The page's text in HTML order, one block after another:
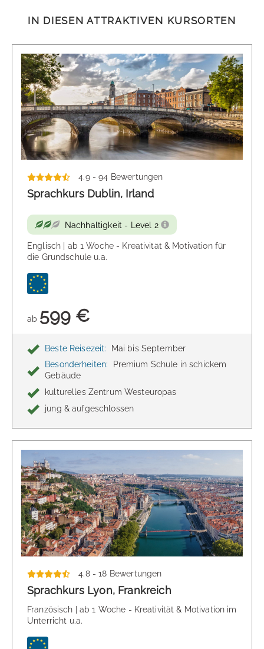
IN DIESEN ATTRAKTIVEN KURSORTEN
4.9 - 94 Bewertungen
Sprachkurs Dublin, Irland
Nachhaltigkeit - Level 2
Englisch | ab 1 Woche - Kreativität & Motivation für
die Grundschule u.a.
ab 599 €
Beste Reisezeit:
Mai bis September
Besonderheiten:
Premium Schule in schickem
Gebäude
kulturelles Zentrum Westeuropas
jung & aufgeschlossen
4.8 - 18 Bewertungen
Sprachkurs Lyon, Frankreich
Französisch | ab 1 Woche - Kreativität & Motivation im
Unterricht u.a.